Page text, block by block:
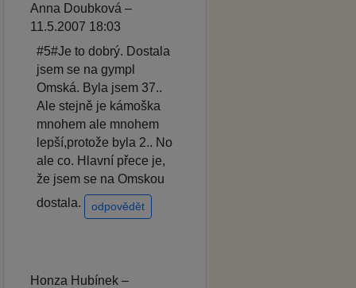
Anna Doubková –
11.5.2007 18:03
#5#Je to dobrý. Dostala
jsem se na gympl
Omská. Byla jsem 37..
Ale stejně je kámoška
mnohem ale mnohem
lepší,protože byla 2.. No
ale co. Hlavní přece je,
že jsem se na Omskou
dostala.
odpovědět
Honza Hubínek –